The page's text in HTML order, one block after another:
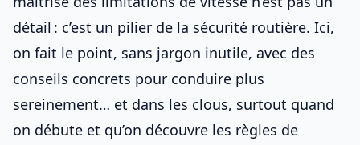
détail : c’est un pilier de la sécurité routière. Ici,
on fait le point, sans jargon inutile, avec des
conseils concrets pour conduire plus
sereinement… et dans les clous, surtout quand
on débute et qu’on découvre les règles de